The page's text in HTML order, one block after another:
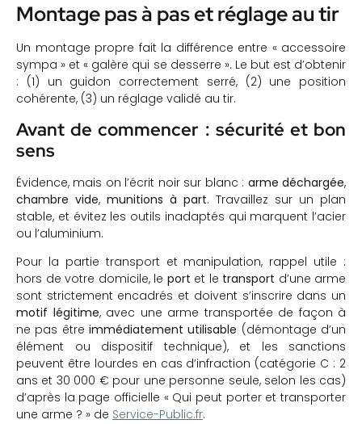
Montage pas à pas et réglage au tir
Un montage propre fait la différence entre « accessoire
sympa » et « galère qui se desserre ». Le but est d’obtenir
: (1) un guidon correctement serré, (2) une position
cohérente, (3) un réglage validé au tir.
Avant de commencer : sécurité et bon
sens
Évidence, mais on l’écrit noir sur blanc : arme déchargée,
chambre vide, munitions à part. Travaillez sur un plan
stable, et évitez les outils inadaptés qui marquent l’acier
ou l’aluminium.
Pour la partie transport et manipulation, rappel utile :
hors de votre domicile, le port et le transport d’une arme
sont strictement encadrés et doivent s’inscrire dans un
motif légitime, avec une arme transportée de façon à
ne pas être immédiatement utilisable (démontage d’un
élément ou dispositif technique), et les sanctions
peuvent être lourdes en cas d’infraction (catégorie C : 2
ans et 30 000 € pour une personne seule, selon les cas)
d’après la page officielle « Qui peut porter et transporter
une arme ? » de Service-Public.fr.